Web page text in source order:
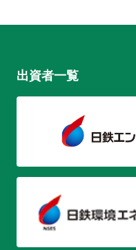
出資者一覧